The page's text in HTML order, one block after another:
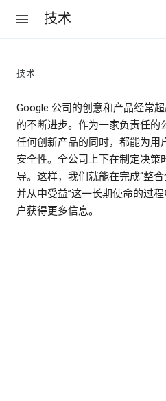
技术
技术
Google 公司的创意和产品经常
的不断进步。作为一家负责任的
任何创新产品的同时，都能为用
安全性。全公司上下在制定决策
导。这样，我们就能在完成“整
并从中受益”这一长期使命的过
户获得更多信息。